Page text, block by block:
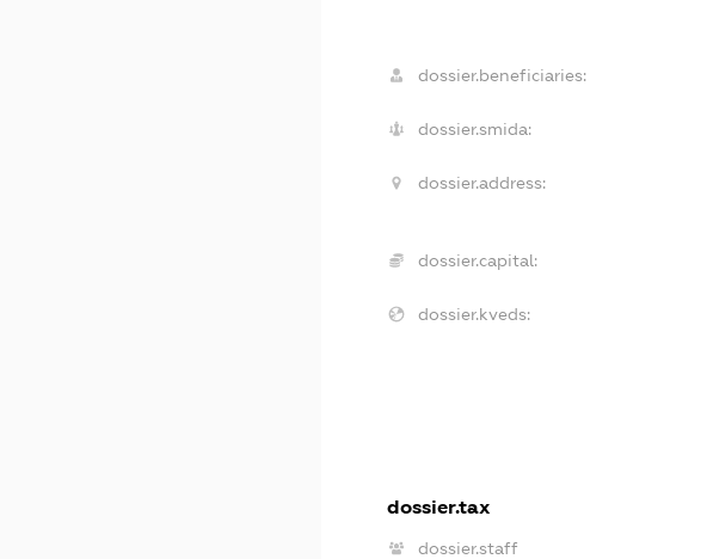
dossier.beneficiaries:
dossier.smida:
dossier.address:
dossier.capital:
dossier.kveds:
dossier.tax
dossier.staff